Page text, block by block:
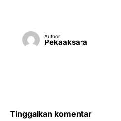
Author
Pekaaksara
Tinggalkan komentar